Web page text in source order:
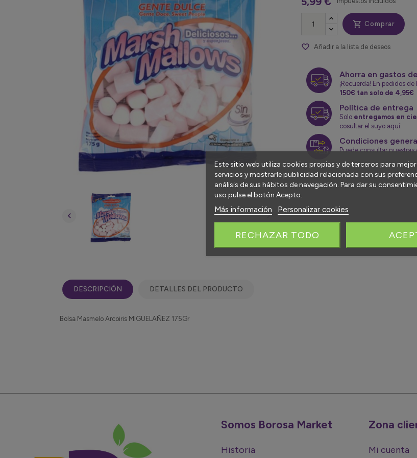
 
 Comprar
favorite_border Añadir a la lista de deseos
Ahorra en gastos
¡Recuerda! En pedidos
150€ tan solo de 4,95€
Política de entrega
Solo entregamos en
cosultar el suyo aquí.
Condiciones
Puede consultar
DESCRIPCIÓN DETALLES DEL PRODUCTO
Bolsa Masmelo Arcoiris MIGUELAÑEZ 175Gr
Somos Borosa Market
Historia
Zona
Mi cuenta
Este sitio web utiliza cookies propias y de terceros para
servicios y mostrarle publicidad relacionada con sus
análisis de sus hábitos de navegación. Para dar su
uso pulse el botón Acepto.
Más información Personalizar cookies
RECHAZAR TODO